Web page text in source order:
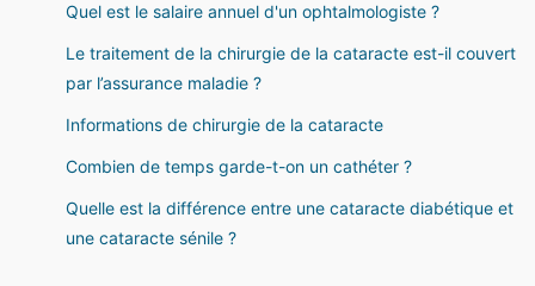
Quel est le salaire annuel d'un ophtalmologiste ?
Le traitement de la chirurgie de la cataracte est-il couvert
par l’assurance maladie ?
Informations de chirurgie de la cataracte
Combien de temps garde-t-on un cathéter ?
Quelle est la différence entre une cataracte diabétique et
une cataracte sénile ?